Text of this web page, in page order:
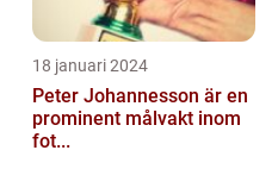
18 januari 2024
Peter Johannesson är en
prominent målvakt inom
fot...